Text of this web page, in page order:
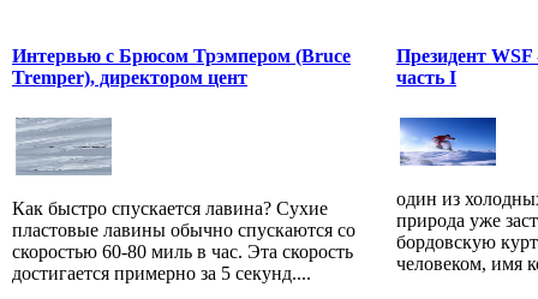
Интервью с Брюсом Трэмпером (Bruce
Tremper), директором цент
Как быстро спускается лавина? Сухие
пластовые лавины обычно спускаются со
скоростью 60-80 миль в час. Эта скорость
достигается примерно за 5 секунд....
Президент
часть I
один из
природа уже
бордовскую
человеком, имя